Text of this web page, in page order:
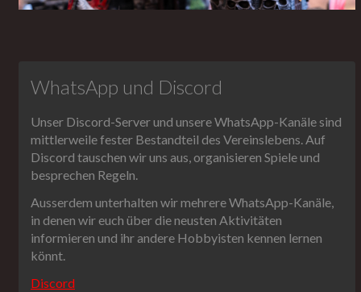
WhatsApp und Discord
Unser Discord-Server und unsere WhatsApp-Kanäle sind
mittlerweile fester Bestandteil des Vereinslebens. Auf
Discord tauschen wir uns aus, organisieren Spiele und
besprechen Regeln.
Ausserdem unterhalten wir mehrere WhatsApp-Kanäle,
in denen wir euch über die neusten Aktivitäten
informieren und ihr andere Hobbyisten kennen lernen
könnt.
Discord